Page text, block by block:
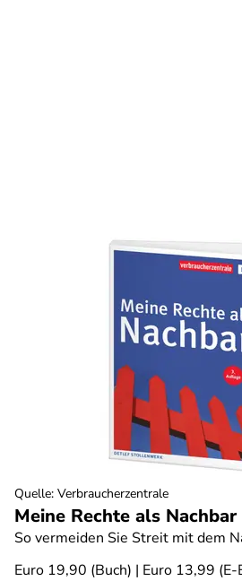
Meine Rechte als Nachbar
So vermeiden Sie Streit mit dem
Euro 19,90 (Buch) | Euro 13,99 (E-
Quelle: Verbraucherzentrale